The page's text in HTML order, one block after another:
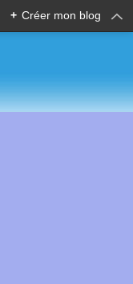
+ Créer mon blog